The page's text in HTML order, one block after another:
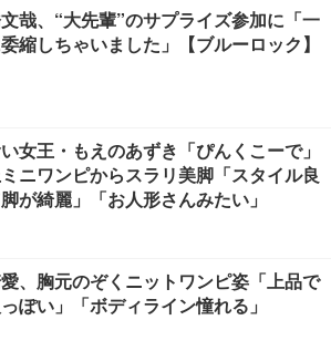
哉、“大先輩”のサプライズ参加に「一
縮しちゃいました」【ブルーロック】
女王・もえのあずき「ぴんくこーで」
ニワンピからスラリ美脚「スタイル良
が綺麗」「お人形さんみたい」
、胸元のぞくニットワンピ姿「上品で
ぽい」「ボディライン憧れる」